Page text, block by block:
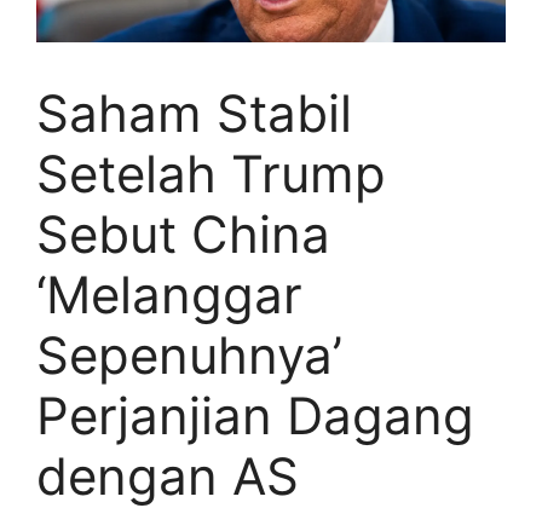
Saham Stabil
Setelah Trump
Sebut China
‘Melanggar
Sepenuhnya’
Perjanjian Dagang
dengan AS